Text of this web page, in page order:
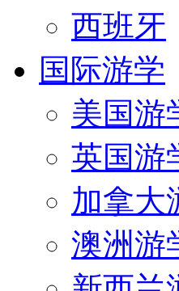
西班牙
国际游学
美国游
英国游
加拿大
澳洲游